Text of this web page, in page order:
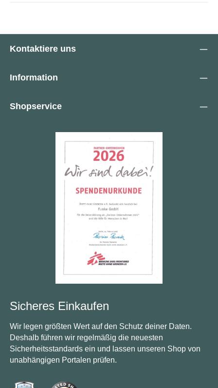
Kontaktiere uns
Information
Shopservice
Sicheres Einkaufen
Wir legen größten Wert auf den Schutz deiner Daten.
Deshalb führen wir regelmäßig die neuesten
Sicherheitsstandards ein und lassen unseren Shop von
unabhängigen Portalen prüfen.